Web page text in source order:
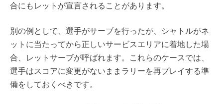
合にもレットが宣言されることがあります。
別の例として、選手がサーブを行ったが、シャトルがネ
ットに当たってから正しいサービスエリアに着地した場
合、レットサーブが呼ばれます。これらのケースでは、
選手はスコアに変更がないままラリーを再プレイする準
備をしておくべきです。